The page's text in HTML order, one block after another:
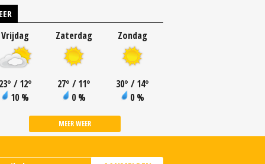
Vrijdag
° / 12°
10 %
Zaterdag
27° / 11°
0 %
Zondag
30° / 14°
0 %
MEER WEER